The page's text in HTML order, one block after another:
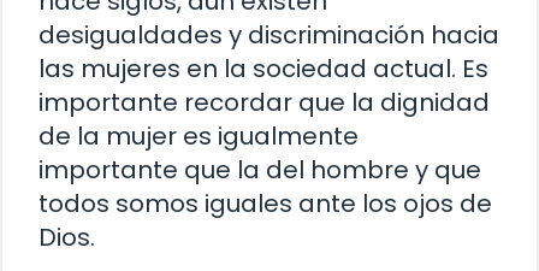
desigualdades y discriminación hacia
las mujeres en la sociedad actual. Es
importante recordar que la dignidad
de la mujer es igualmente
importante que la del hombre y que
todos somos iguales ante los ojos de
Dios.